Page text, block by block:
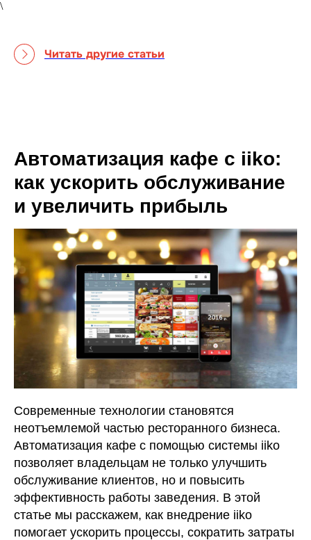
\
Читать другие статьи
Автоматизация кафе с iiko:
как ускорить обслуживание
и увеличить прибыль
Современные технологии становятся
неотъемлемой частью ресторанного бизнеса.
Автоматизация кафе с помощью системы iiko
позволяет владельцам не только улучшить
обслуживание клиентов, но и повысить
эффективность работы заведения. В этой
статье мы расскажем, как внедрение iiko
помогает ускорить процессы, сократить затраты